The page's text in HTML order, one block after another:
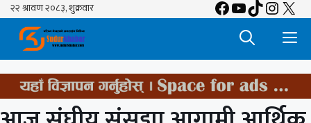
Skip
content
Facebook
YouTube
TikTok
X